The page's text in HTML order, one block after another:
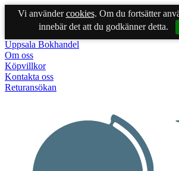
Vi användercookies. Om du fortsätter
innebär det att du godkänner detta.
Uppsala Bokhandel
Om oss
Köpvillkor
Kontakta oss
Returansökan